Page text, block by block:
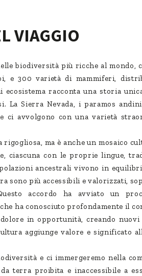
VIAGGIO
biodiversità più ricche al mondo,
e 300 varietà di mammiferi,
ecosistema racconta una storia
La Sierra Nevada, i paramos
ci avvolgono con una varietà
ma è anche un mosaico
ciascuna con le proprie lingue,
ancestrali vivono in
sono più accessibili e valorizzati,
accordo ha avviato un
ha conosciuto profondamente il
in opportunità, creando nuovi
aggiunge valore e significato
e ci immergeremo nella
terra proibita e inaccessibile a